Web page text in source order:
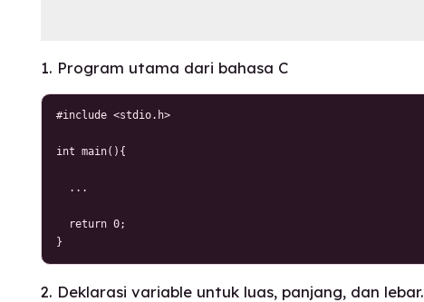
1. Program utama dari bahasa C
#include <stdio.h>
int main(){
  ...
  return 0;
}
2. Deklarasi variable untuk luas, panjang, dan lebar.